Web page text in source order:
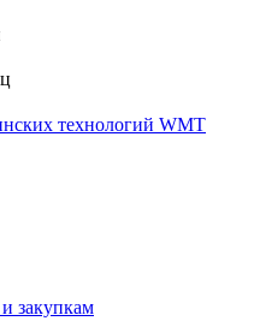
технологий WMT
закупкам